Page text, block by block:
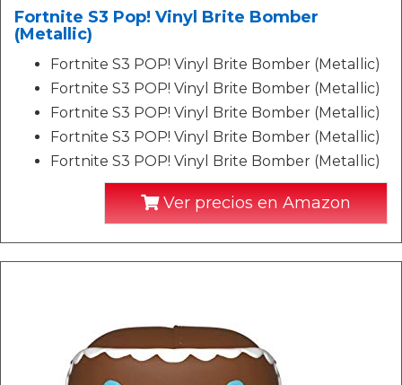
Fortnite S3 Pop! Vinyl Brite Bomber
(Metallic)
Fortnite S3 POP! Vinyl Brite Bomber (Metallic)
Fortnite S3 POP! Vinyl Brite Bomber (Metallic)
Fortnite S3 POP! Vinyl Brite Bomber (Metallic)
Fortnite S3 POP! Vinyl Brite Bomber (Metallic)
Fortnite S3 POP! Vinyl Brite Bomber (Metallic)
Ver precios en Amazon